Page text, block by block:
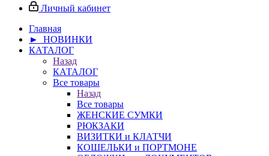
Личный кабинет
Главная
► НОВИНКИ
КАТАЛОГ
Назад
КАТАЛОГ
Все товары
Назад
Все товары
ЖЕНСКИЕ СУМКИ
РЮКЗАКИ
ВИЗИТКИ и КЛАТЧИ
КОШЕЛЬКИ и ПОРТМОНЕ